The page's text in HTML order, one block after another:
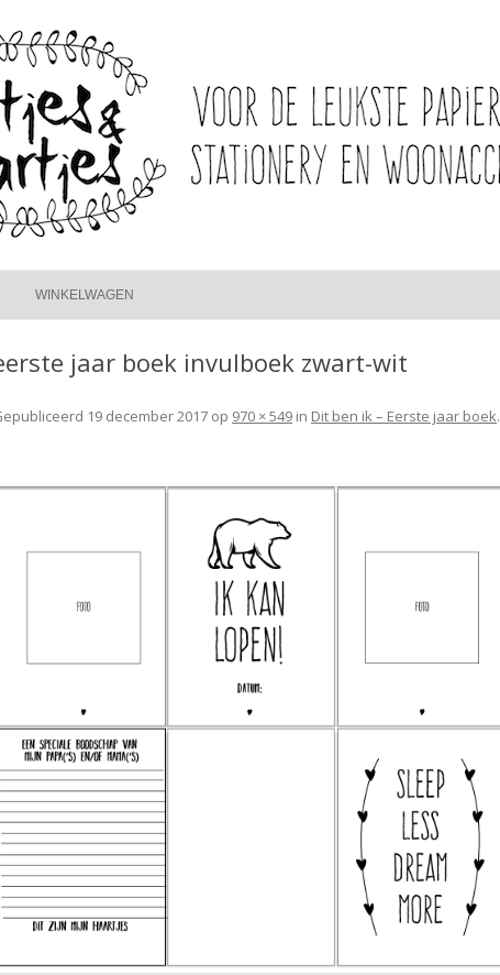
WINKELWAGEN
jaar boek invulboek zwart-wit
19 december 2017 op 970 × 549 in Dit ben ik – Eerste jaar boek.